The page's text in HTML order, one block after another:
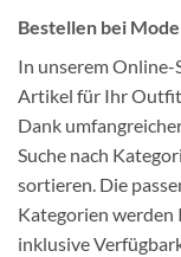
Bestellen bei
In unserem Online-
Artikel für Ihr
Dank
Suche nach
sortieren. Die
Kategorien werden
inklusive